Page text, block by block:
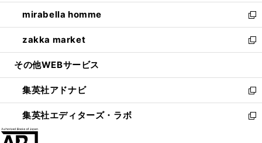
開
く
ウ
で
開
く
ン
ド
ウ
で
開
ウ
ィ
ン
ド
ウ
開
く
し
い
ウ
ィ
ン
ウ
で
開
く
mirabella homme
新
し
い
ウ
ン
ド
ウ
で
zakka market
新
し
ウ
ィ
ン
ド
その他WEBサービス
集英社アドナビ
新
し
い
集英社エディターズ・ラボ
新